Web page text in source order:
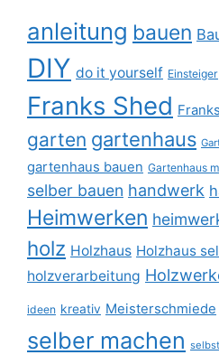
anleitung bauen
DIY do it yourself Einsteiger
Franks Shed
garten gartenhaus
gartenhaus bauen Gartenhaus
selber bauen handwerk
Heimwerken
holz Holzhaus Holzhaus
holzverarbeitung
ideen kreativ Meisterschmiede
selber machen